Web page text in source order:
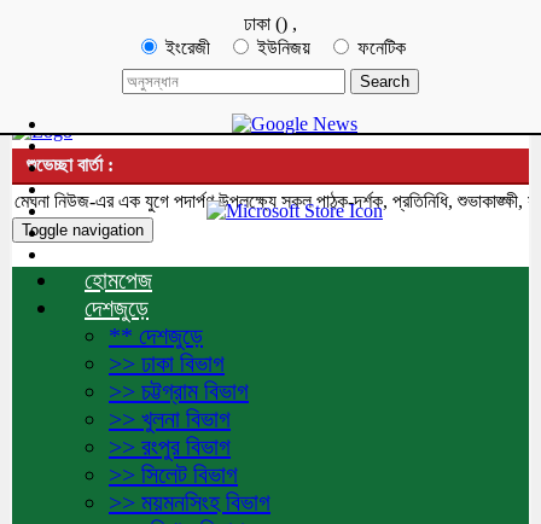
ঢাকা () ,
ইংরেজী
ইউনিজয় ফনেটিক
শুভেচ্ছা বার্তা :
নিউজ-এর এক যুগে পদার্পণ উপলক্ষ্যে সকল পাঠক-দর্শক, প্রতিনিধি, শুভাকাঙ্ক্ষী,
Toggle navigation
হোমপেজ
দেশজুড়ে
** দেশজুড়ে
>> ঢাকা বিভাগ
>> চট্টগ্রাম বিভাগ
>> খুলনা বিভাগ
>> রংপুর বিভাগ
>> সিলেট বিভাগ
>> ময়মনসিংহ বিভাগ